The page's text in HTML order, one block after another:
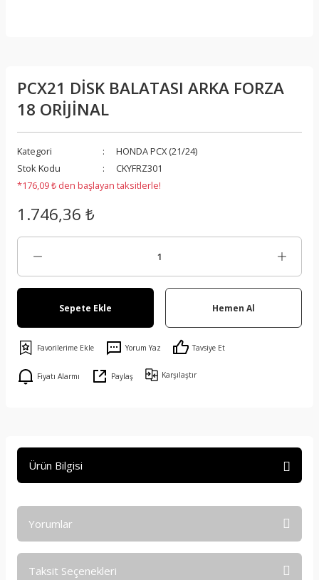
PCX21 DİSK BALATASI ARKA FORZA
18 ORİJİNAL
Kategori
HONDA PCX (21/24)
Stok Kodu
CKYFRZ301
*176,09 ₺ den başlayan taksitlerle!
1.746,36 ₺
Sepete Ekle Hemen Al
Yorum Yaz Tavsiye Et
Fiyatı Alarmı Paylaş Karşılaştır
Ürün Bilgisi
Yorumlar
Taksit Seçenekleri